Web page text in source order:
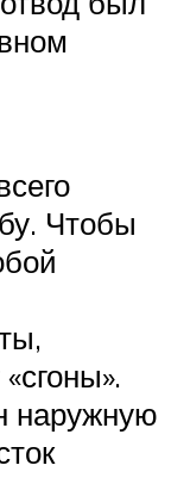
Чтобы
наружную